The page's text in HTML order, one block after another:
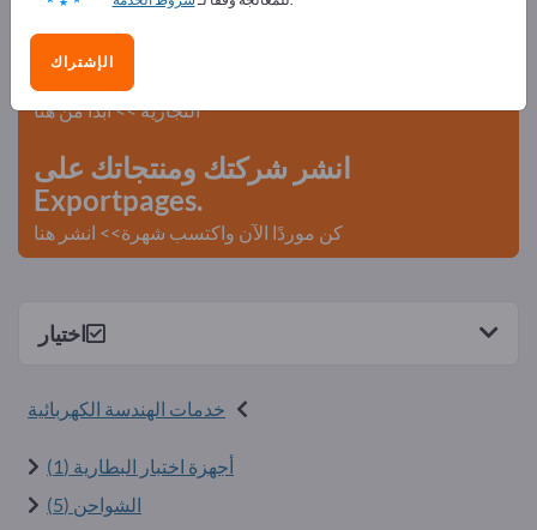
الاحتياجات – العروض – السلع المستعملة – جهات الاتصال
التجارية >> ابدأ من هنا
انشر شركتك ومنتجاتك على
Exportpages.
كن موردًا الآن واكتسب شهرة>> انشر هنا
اختيار
خدمات الهندسة الكهربائية
أجهزة اختبار البطارية (1)
الشواحن (5)
الإشتراك